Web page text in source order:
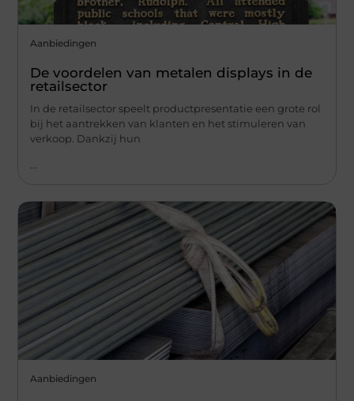
Aanbiedingen
De voordelen van metalen displays in de
retailsector
In de retailsector speelt productpresentatie een grote rol
bij het aantrekken van klanten en het stimuleren van
verkoop. Dankzij hun
Aanbiedingen